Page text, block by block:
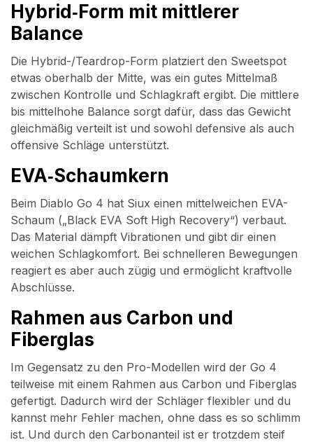
Hybrid‑Form mit mittlerer
Balance
Die Hybrid-/Teardrop-Form platziert den Sweetspot
etwas oberhalb der Mitte, was ein gutes Mittelmaß
zwischen Kontrolle und Schlagkraft ergibt. Die mittlere
bis mittelhohe Balance sorgt dafür, dass das Gewicht
gleichmäßig verteilt ist und sowohl defensive als auch
offensive Schläge unterstützt.
EVA‑Schaumkern
Beim Diablo Go 4 hat Siux einen mittelweichen EVA-
Schaum („Black EVA Soft High Recovery“) verbaut.
Das Material dämpft Vibrationen und gibt dir einen
weichen Schlagkomfort. Bei schnelleren Bewegungen
reagiert es aber auch zügig und ermöglicht kraftvolle
Abschlüsse.
Rahmen aus Carbon und
Fiberglas
Im Gegensatz zu den Pro-Modellen wird der Go 4
teilweise mit einem Rahmen aus Carbon und Fiberglas
gefertigt. Dadurch wird der Schläger flexibler und du
kannst mehr Fehler machen, ohne dass es so schlimm
ist. Und durch den Carbonanteil ist er trotzdem steif